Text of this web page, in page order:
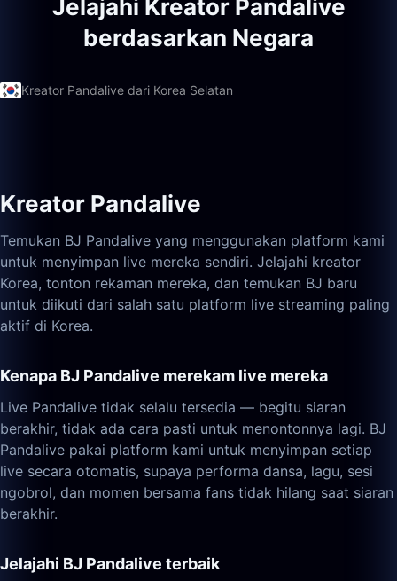
Jelajahi Kreator Pandalive
berdasarkan Negara
Kreator Pandalive dari Korea Selatan
Kreator Pandalive
Temukan BJ Pandalive yang menggunakan platform kami
untuk menyimpan live mereka sendiri. Jelajahi kreator
Korea, tonton rekaman mereka, dan temukan BJ baru
untuk diikuti dari salah satu platform live streaming paling
aktif di Korea.
Kenapa BJ Pandalive merekam live mereka
Live Pandalive tidak selalu tersedia — begitu siaran
berakhir, tidak ada cara pasti untuk menontonnya lagi. BJ
Pandalive pakai platform kami untuk menyimpan setiap
live secara otomatis, supaya performa dansa, lagu, sesi
ngobrol, dan momen bersama fans tidak hilang saat siaran
berakhir.
Jelajahi BJ Pandalive terbaik